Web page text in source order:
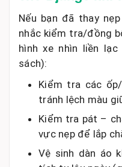
Nếu bạn đã thay
nhắc kiểm tra/đồng
hình xe nhìn liền
sách):
Kiểm tra các
tránh lệch màu
Kiểm tra pát –
vực nẹp để lắp
Vệ sinh dàn áo